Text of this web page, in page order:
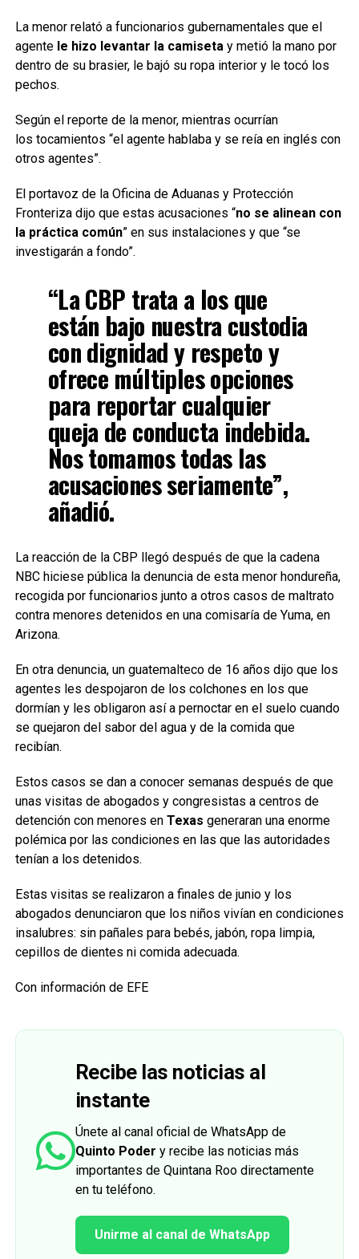
La menor relató a funcionarios gubernamentales que el
agentele hizo levantar la camisetay metió la mano por
dentro de su brasier, le bajó su ropa interior y le tocó los
pechos.
Según el reporte de la menor, mientras ocurrían
los tocamientos “el agente hablaba y se reía en inglés con
otros agentes”.
El portavoz de la Oficina de Aduanas y Protección
Fronteriza dijo que estas acusaciones “no se alinean con
la práctica común” en sus instalaciones y que “se
investigarán a fondo”.
“La CBP trata a los que
están bajo nuestra custodia
con dignidad y respeto y
ofrece múltiples opciones
para reportar cualquier
queja de conducta indebida.
Nos tomamos todas las
acusaciones seriamente”,
añadió.
La reacción de la CBP llegó después de que la cadena
NBC hiciese pública la denuncia de esta menor hondureña,
recogida por funcionarios junto a otros casos de maltrato
contra menores detenidos en una comisaría de Yuma, en
Arizona.
En otra denuncia, un guatemalteco de 16 años dijo que los
agentes les despojaron de los colchones en los que
dormían y les obligaron así a pernoctar en el suelo cuando
se quejaron del sabor del agua y de la comida que
recibían.
Estos casos se dan a conocer semanas después de que
unas visitas de abogados y congresistas a centros de
detención con menores en Texas generaran una enorme
polémica por las condiciones en las que las autoridades
tenían a los detenidos.
Estas visitas se realizaron a finales de junio y los
abogados denunciaron que los niños vivían en condiciones
insalubres: sin pañales para bebés, jabón, ropa limpia,
cepillos de dientes ni comida adecuada.
Con información de EFE
Recibe las noticias al
instante
Únete al canal oficial de WhatsApp de
Quinto Poder y recibe las noticias más
importantes de Quintana Roo directamente
en tu teléfono.
Unirme al canal de WhatsApp